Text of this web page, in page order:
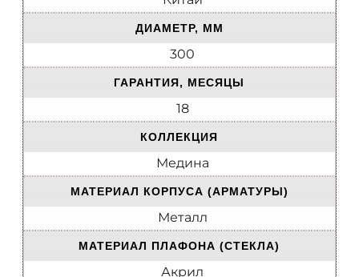
ДИАМЕТР, ММ
300
ГАРАНТИЯ, МЕСЯЦЫ
18
КОЛЛЕКЦИЯ
Медина
МАТЕРИАЛ КОРПУСА (АРМАТУРЫ)
Металл
МАТЕРИАЛ ПЛАФОНА (СТЕКЛА)
Акрил